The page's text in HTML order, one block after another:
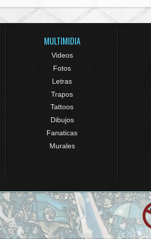
MULTIMIDIA
Videos
Fotos
Letras
Trapos
Tattoos
Dibujos
Fanaticas
Murales